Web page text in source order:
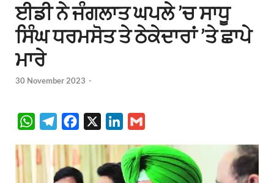
ਈਡੀ ਨੇ ਜੰਗਲਾਤ ਘਪਲੇ ’ਚ ਸਾਧੂ
ਸਿੰਘ ਧਰਮਸੋਤ ਤੇ ਠੇਕੇਦਾਰਾਂ ’ਤੇ ਛਾਪੇ
ਮਾਰੇ
30 November 2023 -
W
e
c
e
n
k
a
i